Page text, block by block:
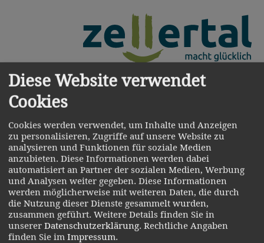
Menü
Neues aus dem Zellertal
Gastgeber suchen & buchen
viel spaß beim wintersport
schneebericht.
Diese Website verwendet
Cookies
Cookies werden verwendet, um Inhalte und Anzeigen
zu personalisieren, Zugriffe auf unsere Website zu
analysieren und Funktionen für soziale Medien
anzubieten. Diese Informationen werden dabei
automatisiert an Partner der sozialen Medien, Werbung
und Analysen weiter gegeben. Diese Informationen
werden möglicherweise mit weiteren Daten, die durch
die Nutzung dieser Dienste gesammelt wurden,
zusammen geführt. Weitere Details finden Sie in
unserer Datenschutzerklärung. Rechtliche Angaben
finden Sie im Impressum.